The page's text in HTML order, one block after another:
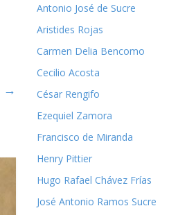
→
Antonio José de Sucre
Aristides Rojas
Carmen Delia Bencomo
Cecilio Acosta
César Rengifo
Ezequiel Zamora
Francisco de Miranda
Henry Pittier
Hugo Rafael Chávez Frías
José Antonio Ramos Sucre